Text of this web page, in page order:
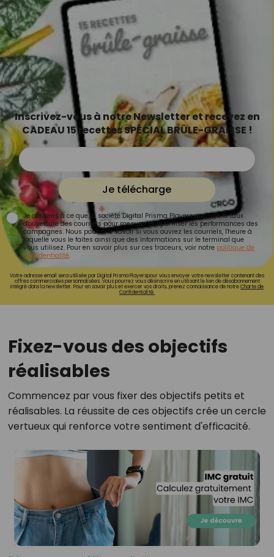
Inscrivez-vous à notre Newsletter et recevez en
CADEAU 15 recettes SPÉCIAL BRÛLE-GRAISSE !
Je télécharge
Je consens à ce que la société Digital Prisma Players analyse le taux
d'ouverture des courriels pour mesurer et optimiser les performances des
campagnes. Nous pourrons savoir si vous ouvrez les courriels, l'heure à
laquelle vous le faites ainsi que des informations sur le terminal que
vous utilisez. Pour en savoir plus sur ces traceurs, voir notre politique de
confidentialité.
Votre adresse email sera utilisée par Digital Prisma Playerspour vous envoyer votre newsletter contenant des
offres commerciales personnalisées. Vous pourrez vous désinscrire en utilisant le lien de désabonnement
intégré dans la newsletter. Pour en savoir plus et exercer vos droits, prenez connaissance de notreCharte de
Confidentialité.
Fixez-vous des objectifs
réalisables
Commencez par vous fixer des objectifs petits et
réalisables. La réussite de ces objectifs crée un cercle
vertueux qui renforce votre sentiment d'efficacité.